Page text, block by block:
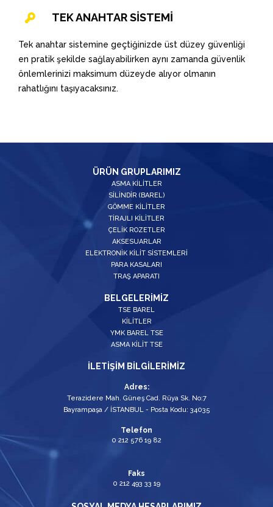
TEK ANAHTAR SİSTEMİ
Tek anahtar sistemine geçtiğinizde üst düzey güvenliği
en pratik şekilde sağlayabilirken aynı zamanda güvenlik
önlemlerinizi maksimum düzeyde alıyor olmanın
rahatlığını taşıyacaksınız.
ÜRÜN GRUPLARIMIZ
ASMA KİLİTLER
SİLİNDİR (BAREL)
GÖMME KİLİTLER
TİRAJLI KİLİTLER
ÇELİK ROZETLER
AKSESUARLAR
ELEKTRONİK KİLİT SİSTEMLERİ
PARA KASALARI
TRAŞ APARATI
BELGELERİMİZ
TSE BAREL
KİLİTLER
YMK BAREL TSE
ASMA KİLİT TSE
İLETİŞİM BİLGİLERİMİZ
Adres:
Terazidere Mah. Güneş Cad. Rüya Sk. No:7
Bayrampaşa / İSTANBUL - Posta Kodu: 34035
Telefon
0 212 576 19 82
Faks
0 212 493 33 19